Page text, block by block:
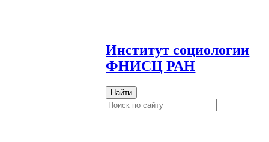
Институт социологии
ФНИСЦ РАН
Найти